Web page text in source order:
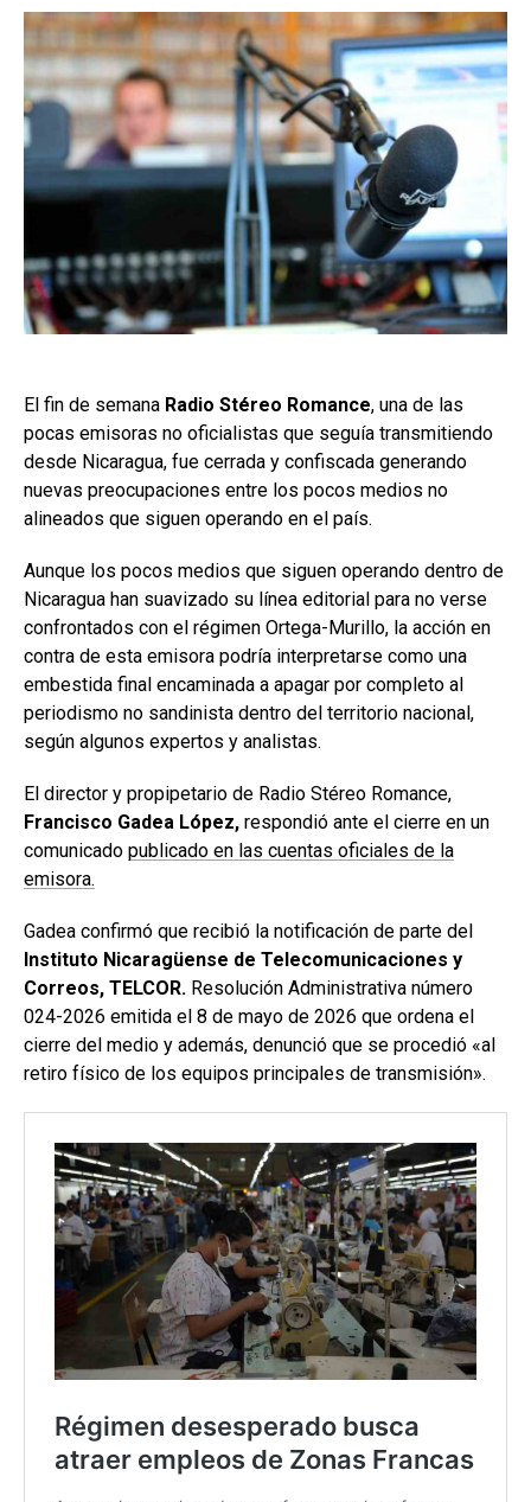
El fin de semana Radio Stéreo Romance, una de las
pocas emisoras no oficialistas que seguía transmitiendo
desde Nicaragua, fue cerrada y confiscada generando
nuevas preocupaciones entre los pocos medios no
alineados que siguen operando en el país.
Aunque los pocos medios que siguen operando dentro de
Nicaragua han suavizado su línea editorial para no verse
confrontados con el régimen Ortega-Murillo, la acción en
contra de esta emisora podría interpretarse como una
embestida final encaminada a apagar por completo al
periodismo no sandinista dentro del territorio nacional,
según algunos expertos y analistas.
El director y propipetario de Radio Stéreo Romance,
Francisco Gadea López, respondió ante el cierre en un
comunicado publicado en las cuentas oficiales de la
emisora.
Gadea confirmó que recibió la notificación de parte del
Instituto Nicaragüense de Telecomunicaciones y
Correos, TELCOR. Resolución Administrativa número
024-2026 emitida el 8 de mayo de 2026 que ordena el
cierre del medio y además, denunció que se procedió «al
retiro físico de los equipos principales de transmisión».